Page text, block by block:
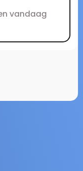
vandaag